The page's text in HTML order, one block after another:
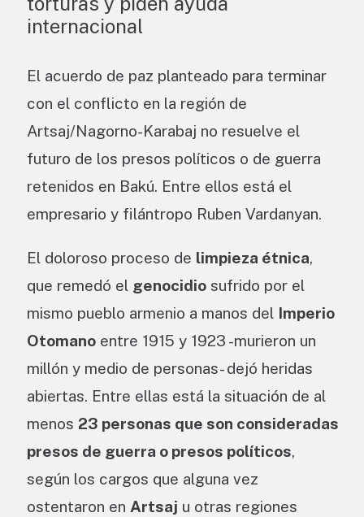
internacional
El acuerdo de paz planteado para terminar
con el conflicto en la región de
Artsaj/Nagorno-Karabaj no resuelve el
futuro de los presos políticos o de guerra
retenidos en Bakú. Entre ellos está el
empresario y filántropo Ruben Vardanyan.
El doloroso proceso de limpieza étnica,
que remedó el genocidio sufrido por el
mismo pueblo armenio a manos del Imperio
Otomano entre 1915 y 1923 -murieron un
millón y medio de personas- dejó heridas
abiertas. Entre ellas está la situación de al
menos 23 personas que son consideradas
presos de guerra o presos políticos,
según los cargos que alguna vez
ostentaron en Artsaj u otras regiones